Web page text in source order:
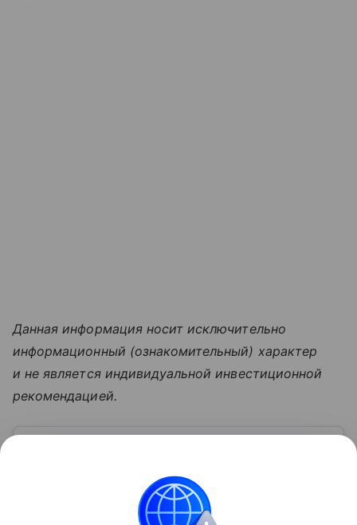
Данная информация носит исключительно
информационный (ознакомительный) характер
и не является индивидуальной инвестиционной
рекомендацией.
перспективы развития в 2026 году
Один из крупнейших и старейших фининститутов
России — компания «Сбербанк». Познакомимся с